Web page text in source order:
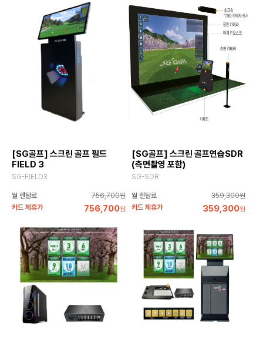
[SG골프] 스크린 골프 필드
FIELD 3
SG-FIELD3
월 렌탈료
756,700원
카드 제휴가
756,700원
[SG골프] 스크린 골프연습SDR
(측면촬영 포함)
SG-SDR
월 렌탈료
359,300원
카드 제휴가
359,300원